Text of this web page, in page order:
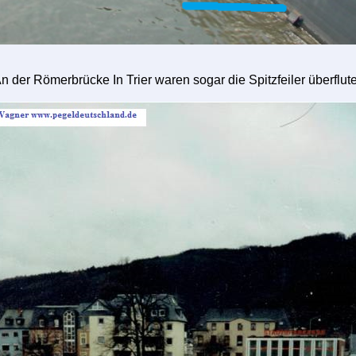
der Römerbrücke In Trier waren sogar die Spitzfeiler